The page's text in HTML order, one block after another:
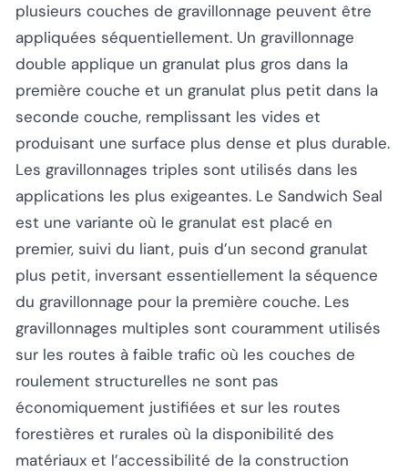
plusieurs couches de gravillonnage peuvent être
appliquées séquentiellement. Un gravillonnage
double applique un granulat plus gros dans la
première couche et un granulat plus petit dans la
seconde couche, remplissant les vides et
produisant une surface plus dense et plus durable.
Les gravillonnages triples sont utilisés dans les
applications les plus exigeantes. Le Sandwich Seal
est une variante où le granulat est placé en
premier, suivi du liant, puis d’un second granulat
plus petit, inversant essentiellement la séquence
du gravillonnage pour la première couche. Les
gravillonnages multiples sont couramment utilisés
sur les routes à faible trafic où les couches de
roulement structurelles ne sont pas
économiquement justifiées et sur les routes
forestières et rurales où la disponibilité des
matériaux et l’accessibilité de la construction